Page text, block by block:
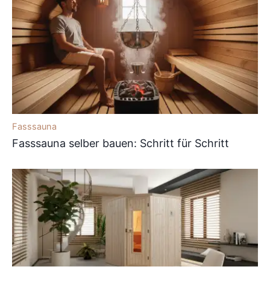
Fasssauna
Fasssauna selber bauen: Schritt für Schritt